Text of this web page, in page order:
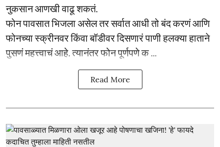
नुकसान आणखी वाढू शकतं.
फोन पावसात भिजला असेल तर सर्वात आधी तो बंद करणं आणि
फोनच्या स्क्रीनवर किंवा बॉडीवर दिसणारं पाणी हलक्या हाताने
पुसणं महत्त्वाचं आहे. त्यानंतर फोन पूर्णपणे क ...
Read More